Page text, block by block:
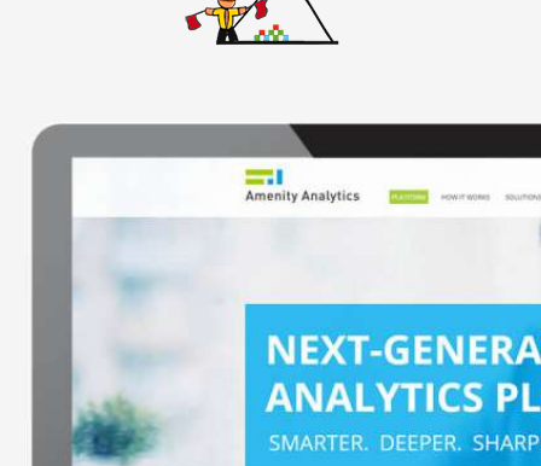
חנות ווירטואלית
ממשק משתמש
עיצוב אתרים